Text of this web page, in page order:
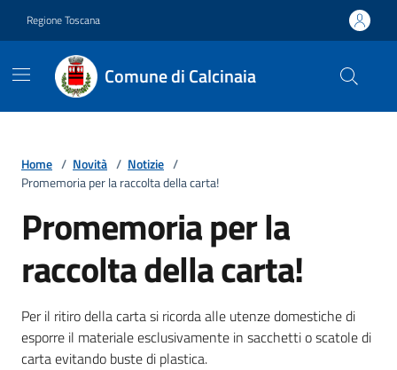
Regione Toscana
Comune di Calcinaia
Home / Novità / Notizie /
Promemoria per la raccolta della carta!
Promemoria per la
raccolta della carta!
Dettagli della notizia
Per il ritiro della carta si ricorda alle utenze domestiche di
esporre il materiale esclusivamente in sacchetti o scatole di
carta evitando buste di plastica.